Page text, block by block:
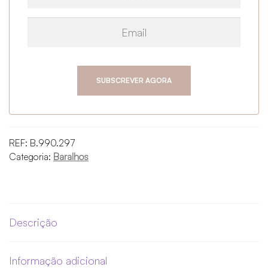
REF: B.990.297
Categoria: Baralhos
Descrição
Informação adicional